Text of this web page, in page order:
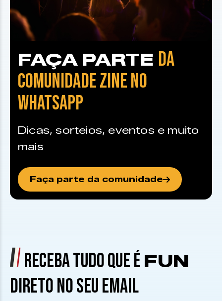
FAÇA PARTE DA
COMUNIDADE ZINE NO
WHATSAPP
Dicas, sorteios, eventos e muito
mais
Faça parte da comunidade
RECEBA TUDO QUE É FUN
DIRETO NO SEU EMAIL